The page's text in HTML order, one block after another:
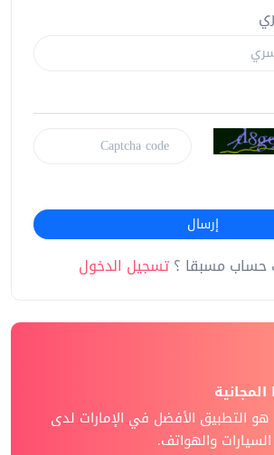
إرسال
حساب مسبقا ؟تسجيل الدخول
التطبيق الأفضل في الإمارات لدى
والهواتف.